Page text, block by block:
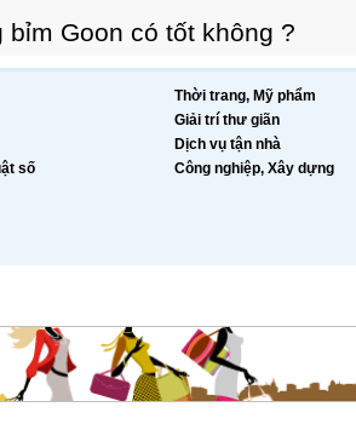
bỉm Goon có tốt không ?
số
Thời trang, Mỹ phẩm
Giải trí thư giãn
Dịch vụ tận nhà
Công nghiệp, Xây dựng